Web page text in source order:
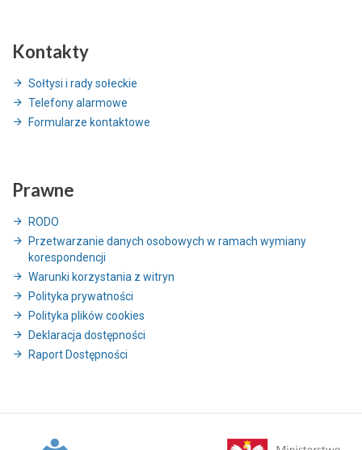
Kontakty
Sołtysi i rady sołeckie
Telefony alarmowe
Formularze kontaktowe
Prawne
RODO
Przetwarzanie danych osobowych w ramach wymiany
korespondencji
Warunki korzystania z witryn
Polityka prywatności
Polityka plików cookies
Deklaracja dostępności
Raport Dostępności